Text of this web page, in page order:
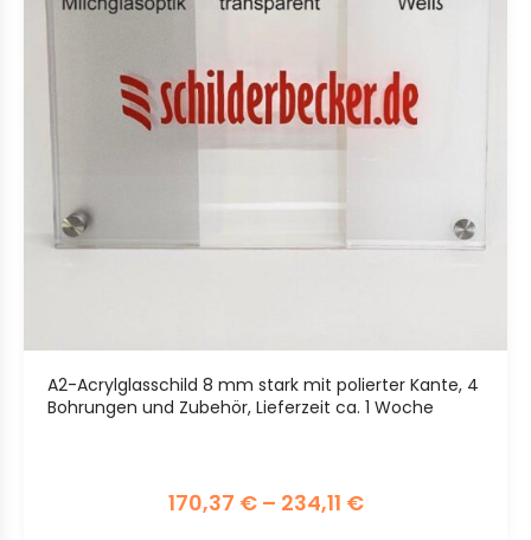
A2-Acrylglasschild 8 mm stark mit polierter Kante, 4
Bohrungen und Zubehör, Lieferzeit ca. 1 Woche
170,37 €– 234,11 €